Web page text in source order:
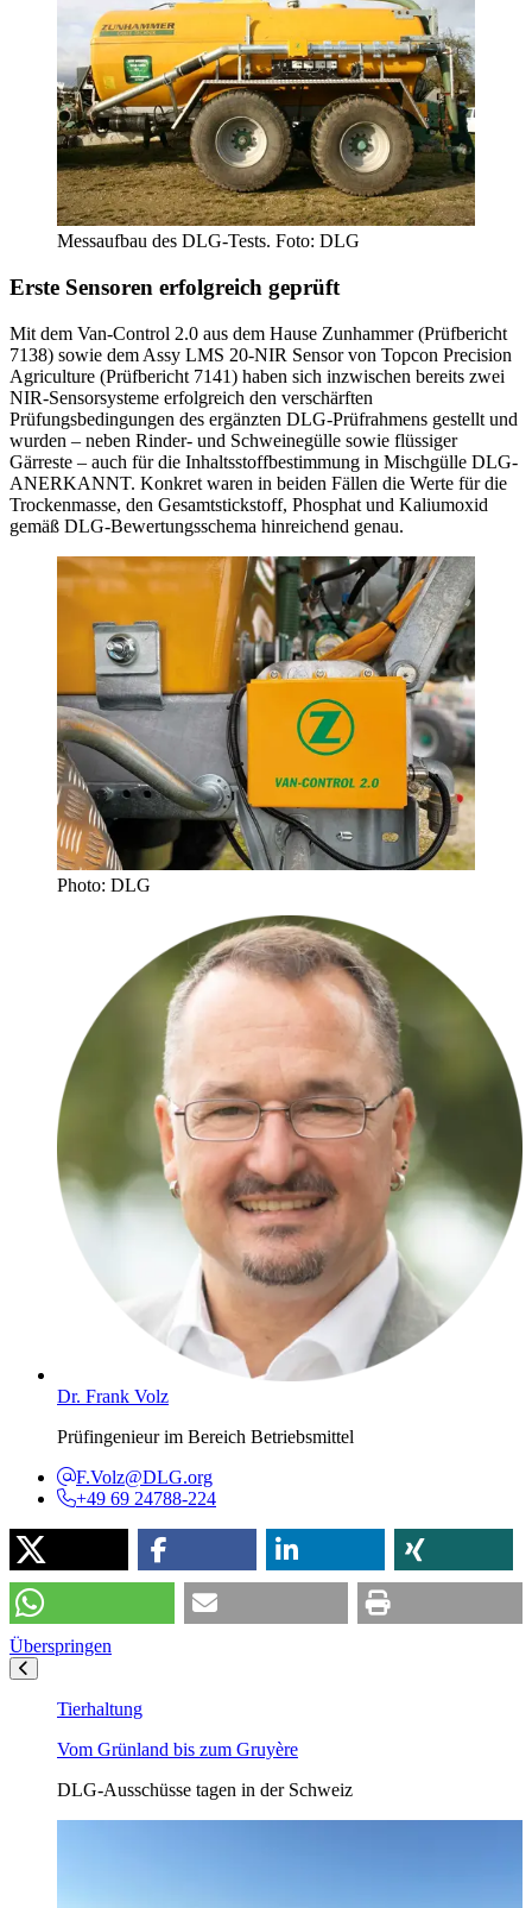
Messaufbau des DLG-Tests. Foto: DLG
Erste Sensoren erfolgreich geprüft
Mit dem Van-Control 2.0 aus dem Hause Zunhammer (Prüfbericht
7138) sowie dem Assy LMS 20-NIR Sensor von Topcon Precision
Agriculture (Prüfbericht 7141) haben sich inzwischen bereits zwei
NIR-Sensorsysteme erfolgreich den verschärften
Prüfungsbedingungen des ergänzten DLG-Prüfrahmens gestellt und
wurden – neben Rinder- und Schweinegülle sowie flüssiger
Gärreste – auch für die Inhaltsstoffbestimmung in Mischgülle DLG-
ANERKANNT. Konkret waren in beiden Fällen die Werte für die
Trockenmasse, den Gesamtstickstoff, Phosphat und Kaliumoxid
gemäß DLG-Bewertungsschema hinreichend genau.
Photo: DLG
Dr. Frank Volz
Prüfingenieur im Bereich Betriebsmittel
F.Volz@DLG.org
+49 69 24788-224
Überspringen
Tierhaltung
Vom Grünland bis zum Gruyère
DLG-Ausschüsse tagen in der Schweiz